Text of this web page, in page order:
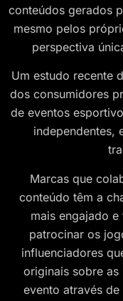
conteúdos gerados
mesmo pelos
perspectiva
Um estudo recente
dos consumidores
de eventos
independentes,
Marcas que
conteúdo têm a
mais engajado
patrocinar os
influenciadores
originais sobre
evento através